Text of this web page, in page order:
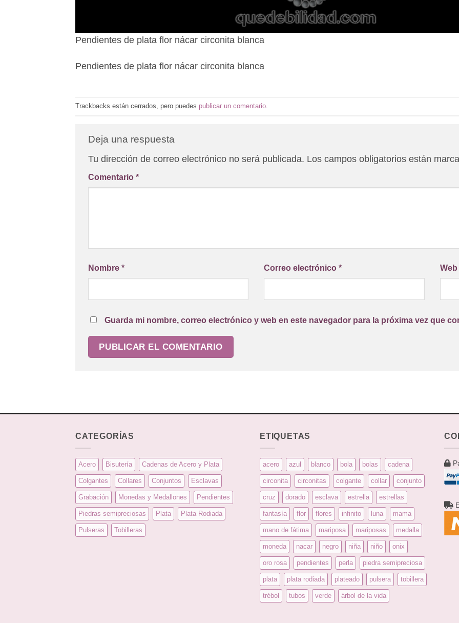
Pendientes de plata flor nácar circonita blanca
Pendientes de plata flor nácar circonita blanca
Trackbacks están cerrados, pero puedes publicar un comentario.
Deja una respuesta
Tu dirección de correo electrónico no será publicada. Los campos obligatorios están
Comentario *
Nombre * Correo electrónico* Web
Guarda mi nombre, correo electrónico y web en este navegador para la próxima vez que
CATEGORÍAS
Acero Bisutería Cadenas de Acero y Plata
Colgantes Collares Conjuntos Esclavas
Grabación Monedas y Medallones Pendientes
Piedras semipreciosas Plata Plata Rodiada
Pulseras Tobilleras
ETIQUETAS
acero azul blanco bola bolas cadena
circonita circonitas colgante collar conjunto
cruz dorado esclava estrella estrellas
fantasía flor flores infinito luna mama
mano de fátima mariposa mariposas medalla
moneda nacar negro niña niño onix
oro rosa pendientes perla piedra semipreciosa
plata plata rodiada plateado pulsera tobillera
trébol tubos verde árbol de la vida